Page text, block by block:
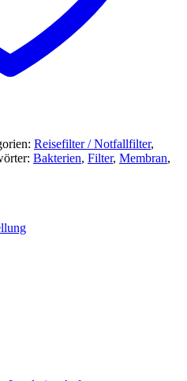
Reisefilter / Notfallfilter,
Bakterien, Filter, Membran,